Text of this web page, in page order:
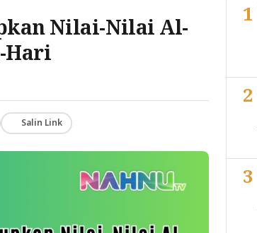
Nilai-Nilai Al-
Hari
Salin Link
1
2
3